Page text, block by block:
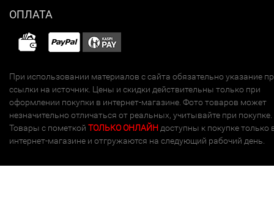
ОПЛАТА
При использовании материалов с сайта обязательно указание
ссылки на источник. Цены и скидки действительны только при
оформлении покупки в интернет-магазине. Фото товаров может
незначительно отличаться от реальных, учитывайте при покупке.
Товары с пометкой ТОЛЬКО ОНЛАЙН доступны к покупке только
интернет-магазине и отгружаются на следующий рабочий день.